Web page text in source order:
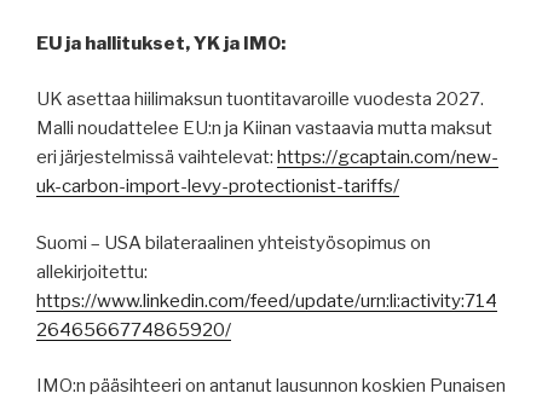
EU ja hallitukset, YK ja IMO:
UK asettaa hiilimaksun tuontitavaroille vuodesta 2027.
Malli noudattelee EU:n ja Kiinan vastaavia mutta maksut
eri järjestelmissä vaihtelevat: https://gcaptain.com/new-
uk-carbon-import-levy-protectionist-tariffs/
Suomi – USA bilateraalinen yhteistyösopimus on
allekirjoitettu:
https://www.linkedin.com/feed/update/urn:li:activity:714
2646566774865920/
IMO:n pääsihteeri on antanut lausunnon koskien Punaisen